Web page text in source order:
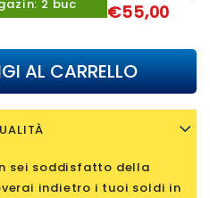
2 buc €55,00
AL CARRELLO
sei soddisfatto della
indietro i tuoi soldi in